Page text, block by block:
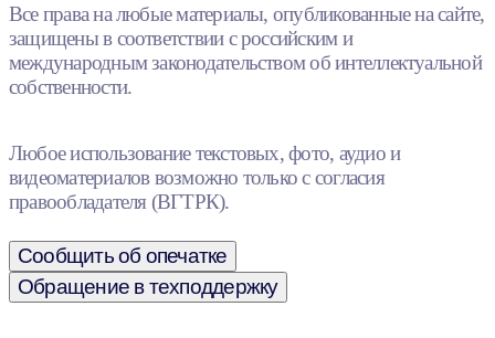
Все права на любые материалы, опубликованные на сайте,
защищены в соответствии с российским и
международным законодательством об интеллектуальной
собственности.
Любое использование текстовых, фото, аудио и
видеоматериалов возможно только с согласия
правообладателя (ВГТРК).
Сообщить об опечатке
Обращение в техподдержку